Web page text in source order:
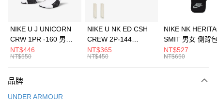
上海商業儲蓄銀行
元大商業銀行
台灣樂天信用卡公司
Apple Pay
全盈+PAY
AFTEE先享後付
【關於「AFTEE先享後付」】
便利好安心！
運送方式
NIKE U J UNICORN
CRW 1PR -160 男女
中統襪 FZ3393100
NT$446
NT$550
NIKE U NK ED CSH
CREW 2P-144
EMBRDY 男女 短統襪
FZ3073133
NT$365
NT$450
NIKE NK
SMIT 男女 側背
BA5871010
NT$527
NT$650
品牌
UNDER ARMOUR